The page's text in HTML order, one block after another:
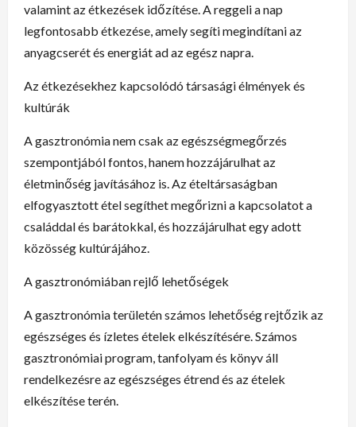
valamint az étkezések időzítése. A reggeli a nap
legfontosabb étkezése, amely segíti megindítani az
anyagcserét és energiát ad az egész napra.
Az étkezésekhez kapcsolódó társasági élmények és
kultúrák
A gasztronómia nem csak az egészségmegőrzés
szempontjából fontos, hanem hozzájárulhat az
életminőség javításához is. Az ételtársaságban
elfogyasztott étel segíthet megőrizni a kapcsolatot a
családdal és barátokkal, és hozzájárulhat egy adott
közösség kultúrájához.
A gasztronómiában rejlő lehetőségek
A gasztronómia területén számos lehetőség rejtőzik az
egészséges és ízletes ételek elkészítésére. Számos
gasztronómiai program, tanfolyam és könyv áll
rendelkezésre az egészséges étrend és az ételek
elkészítése terén.